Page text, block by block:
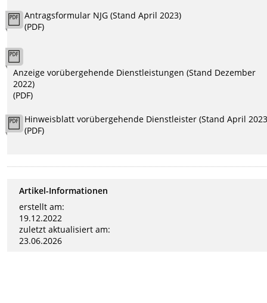
Antragsformular NJG (Stand April 2023)
(PDF)
Anzeige vorübergehende Dienstleistungen (Stand Dezember
2022)
(PDF)
Hinweisblatt vorübergehende Dienstleister (Stand April
(PDF)
Artikel-Informationen
erstellt am:
19.12.2022
zuletzt aktualisiert am:
23.06.2026